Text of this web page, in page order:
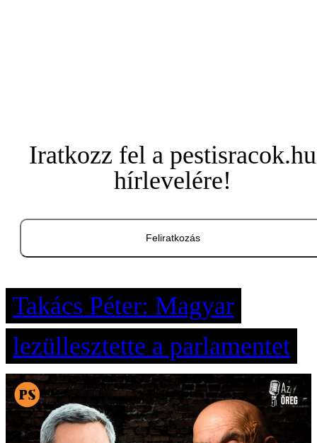
Iratkozz fel a pestisracok.hu
hírlevelére!
Feliratkozás
Takács Péter: Magyar
lezüllesztette a parlamentet